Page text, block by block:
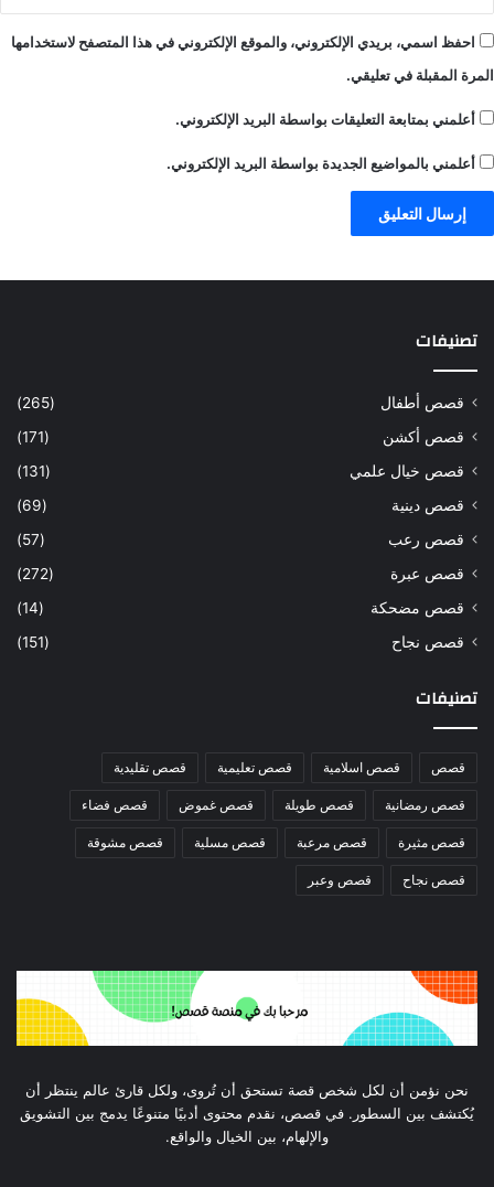
احفظ اسمي، بريدي الإلكتروني، والموقع الإلكتروني في هذا المتصفح لاستخدامها
المرة المقبلة في تعليقي.
أعلمني بمتابعة التعليقات بواسطة البريد الإلكتروني.
أعلمني بالمواضيع الجديدة بواسطة البريد الإلكتروني.
تصنيفات
قصص أطفال
(265)
قصص أكشن
(171)
قصص خيال علمي
(131)
قصص دينية
(69)
قصص رعب
(57)
قصص عبرة
(272)
قصص مضحكة
(14)
قصص نجاح
(151)
تصنيفات
قصص قصص اسلامية قصص تعليمية قصص تقليدية
قصص رمضانية قصص طويلة قصص غموض قصص فضاء
قصص مثيرة قصص مرعبة قصص مسلية قصص مشوقة
قصص نجاح قصص وعبر
نحن نؤمن أن لكل شخص قصة تستحق أن تُروى، ولكل قارئ عالم ينتظر أن
يُكتشف بين السطور. في قصص، نقدم محتوى أدبيًا متنوعًا يدمج بين التشويق
والإلهام، بين الخيال والواقع.